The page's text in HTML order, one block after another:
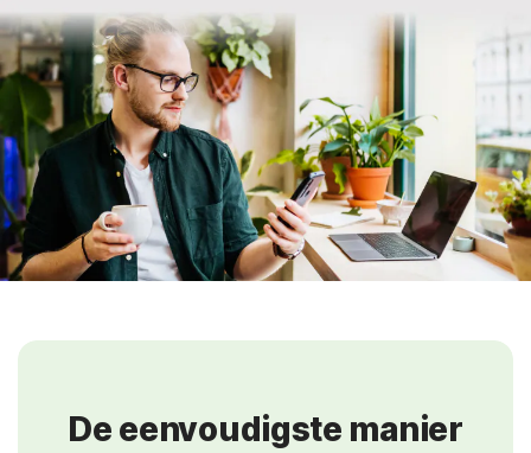
De eenvoudigste manier